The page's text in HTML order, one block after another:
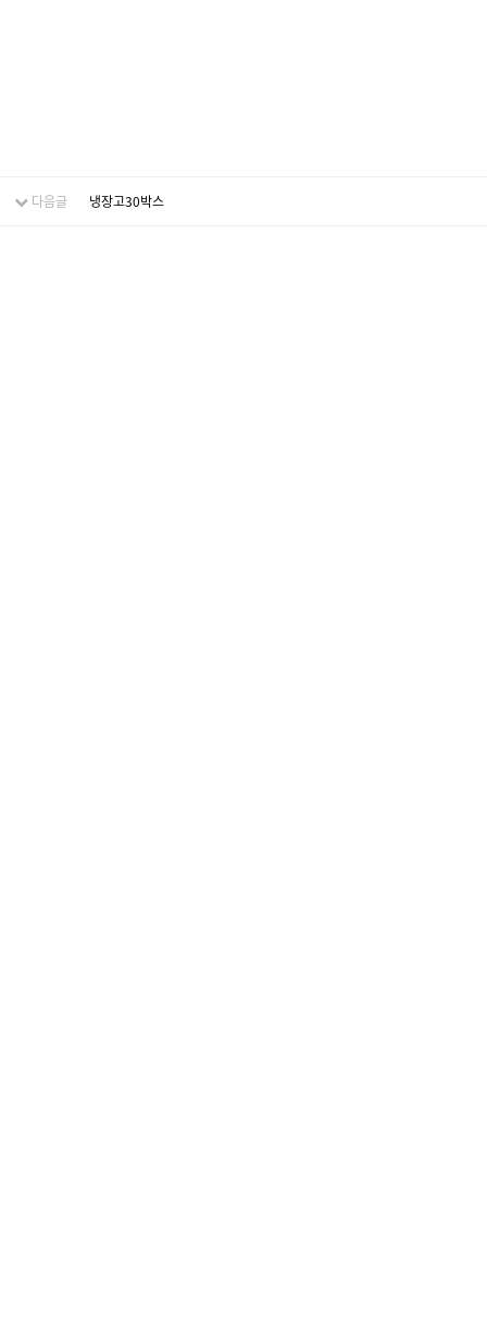
다음글 냉장고30박스